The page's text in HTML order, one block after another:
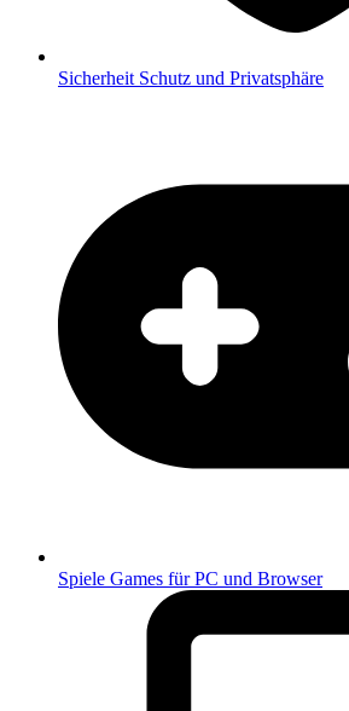
Sicherheit Schutz und Privatsphäre
Spiele Games für PC und Browser